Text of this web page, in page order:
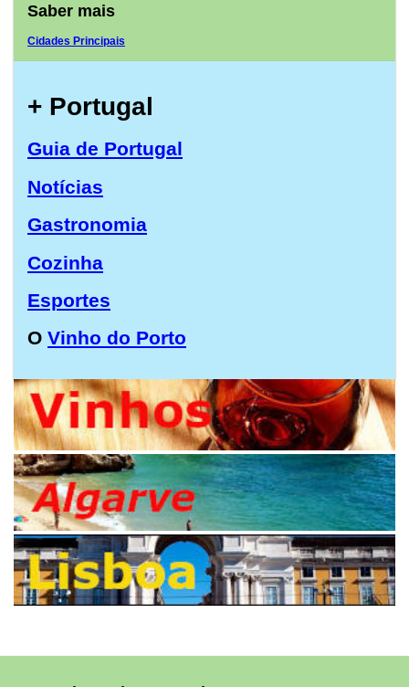
Saber mais
Cidades Principais
+ Portugal
Guia de Portugal
Notícias
Gastronomia
Cozinha
Esportes
O Vinho do Porto